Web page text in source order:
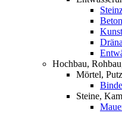
Hochbau,
Mörtel,
Steine,